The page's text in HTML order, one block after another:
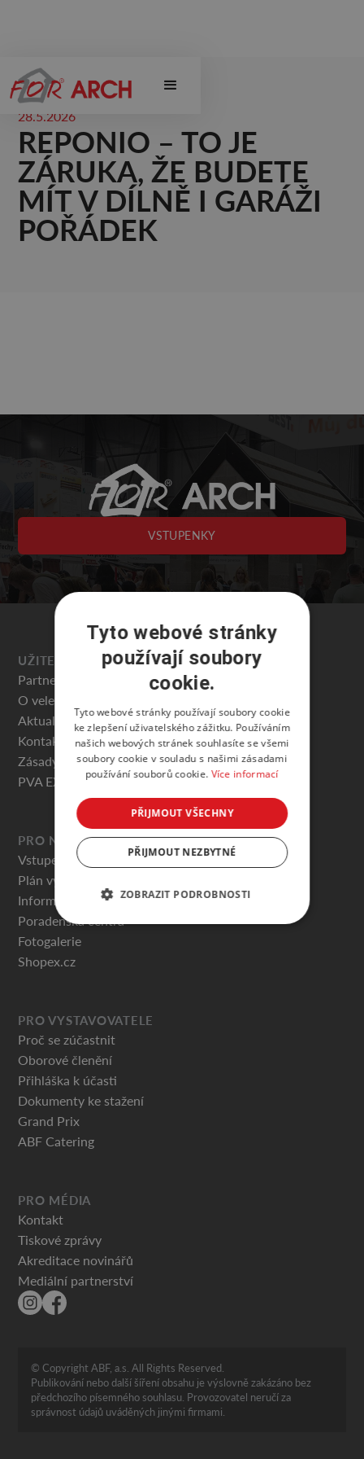
28.5.2026
REPONIO – TO JE
ZÁRUKA, ŽE BUDETE
MÍT V DÍLNĚ I GARÁŽI
POŘÁDEK
VSTUPENKY
UŽITEČNÉ
Partneři veletrhu
O veletrhu
Aktuality
Kontakty
Zásady ochrany osobních údajů
PVA EXPO PRAHA
PRO NÁVŠTĚVNÍKY
Vstupenky
Plán výstaviště
Informace pro návštěvníky
Poradenská centra
Fotogalerie
Shopex.cz
PRO VYSTAVOVATELE
Proč se zúčastnit
Oborové členění
Přihláška k účasti
Dokumenty ke stažení
Grand Prix
ABF Catering
PRO MÉDIA
Kontakt
Tiskové zprávy
Akreditace novinářů
Mediální partnerství
© Copyright ABF, a.s. All Rights Reserved.
Publikování nebo další šíření obsahu je výslovně zakázáno bez
předchozího písemného souhlasu. Provozovatel neručí za
správnost údajů uváděných jinými firmami.
Tyto webové stránky
používají soubory
cookie.
Tyto webové stránky používají soubory cookie
ke zlepšení uživatelského zážitku. Používáním
našich webových stránek souhlasíte se všemi
soubory cookie v souladu s našimi zásadami
používání souborů cookie. Více informací
PŘIJMOUT VŠECHNY
PŘIJMOUT NEZBYTNÉ
ZOBRAZIT PODROBNOSTI